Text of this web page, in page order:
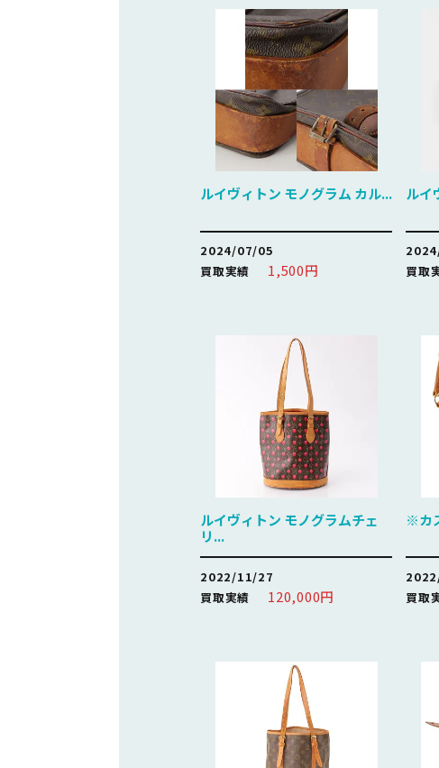
ルイヴィトン モノグラム カル...
2024/07/05
買取実績
1,500円
ルイ
買取
ルイヴィトン モノグラムチェ
リ...
2022/11/27
買取実績
120,000円
※カ
買取